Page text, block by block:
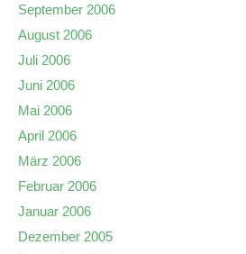
September 2006
August 2006
Juli 2006
Juni 2006
Mai 2006
April 2006
März 2006
Februar 2006
Januar 2006
Dezember 2005